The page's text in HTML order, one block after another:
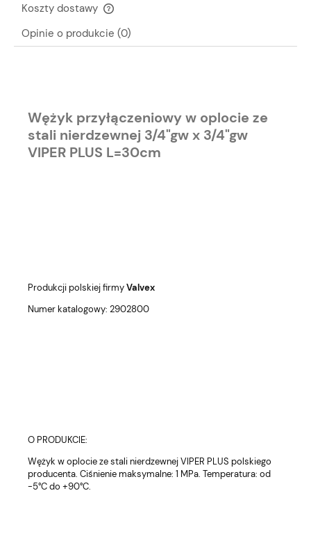
Koszty dostawy
Cena nie zawiera ewentualnych kosztów płatności
Opinie o produkcie (0)
Wężyk przyłączeniowy w oplocie ze
stali nierdzewnej 3/4"gw x 3/4"gw
VIPER PLUS L=30cm
Produkcji polskiej firmyValvex
Numer katalogowy: 2902800
O PRODUKCIE:
Wężyk w oplocie ze stali nierdzewnej VIPER PLUS polskiego
producenta. Ciśnienie maksymalne: 1 MPa. Temperatura: od
-5°C do +90°C.